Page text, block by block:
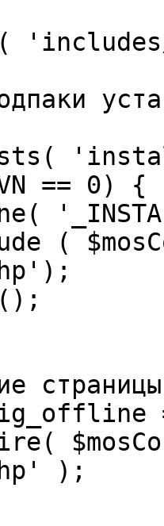
== 0) {
);